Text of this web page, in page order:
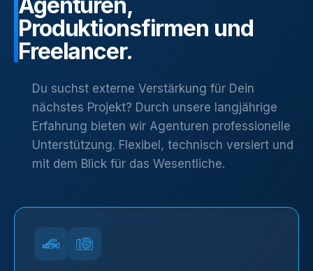
Produktionsfirmen und
Freelancer.
Du suchst externe Verstärkung für Dein
nächstes Projekt? Durch unsere langjährige
Erfahrung bieten wir Agenturen professionelle
Unterstützung. Flexibel, technisch versiert und
mit dem Blick für das Wesentliche.